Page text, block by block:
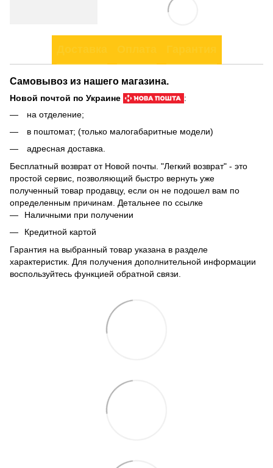
Самовывоз из нашего магазина.
Новой почтой по Украине
:
на отделение;
в поштомат; (только малогабаритные модели)
адресная доставка.
Бесплатный возврат от Новой почты. "Легкий возврат" - это
простой сервис, позволяющий быстро вернуть уже
полученный товар продавцу, если он не подошел вам по
определенным причинам. Детальнее по ссылке
Наличными при получении
Кредитной картой
Гарантия на выбранный товар указана в разделе
характеристик. Для получения дополнительной информации
воспользуйтесь функцией обратной связи.